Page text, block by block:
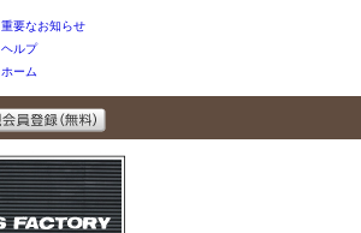
重要なお知らせ
ヘルプ
ホーム